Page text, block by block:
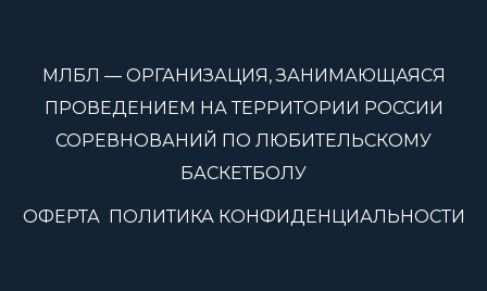
МЛБЛ — ОРГАНИЗАЦИЯ, ЗАНИМАЮЩАЯСЯ
ПРОВЕДЕНИЕМ НА ТЕРРИТОРИИ РОССИИ
СОРЕВНОВАНИЙ ПО ЛЮБИТЕЛЬСКОМУ
БАСКЕТБОЛУ
ОФЕРТА ПОЛИТИКА КОНФИДЕНЦИАЛЬНОСТИ